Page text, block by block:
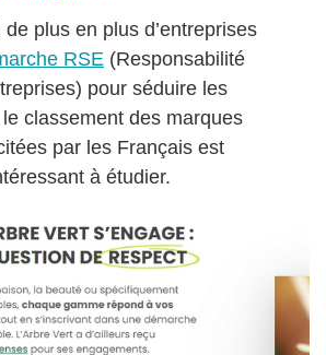
plus en plus d’entreprises
RSE (Responsabilité
pour séduire les
classement des marques
par les Français est
à étudier.